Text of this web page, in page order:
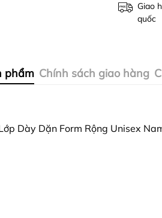
Giao
quốc
phẩm Chính sách giao hàng
Dày Dặn Form Rộng Unisex